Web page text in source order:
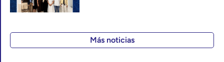
Más noticias